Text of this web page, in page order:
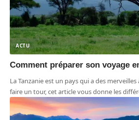
ACTU
Comment préparer son voyage
La Tanzanie est un pays qui a des
faire un tour, cet article vous donne les